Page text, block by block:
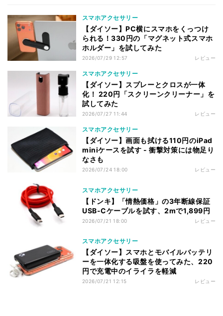
スマホアクセサリー
【ダイソー】PC横にスマホをくっつけ
られる！330円の「マグネット式スマホ
ホルダー」を試してみた
2026/07/29 12:57 レビュー
スマホアクセサリー
【ダイソー】スプレーとクロスが一体
化！ 220円「スクリーンクリーナー」を
試してみた
2026/07/27 11:44 レビュー
スマホアクセサリー
【ダイソー】画面も拭ける110円のiPad
miniケースを試す - 衝撃対策には物足り
なさも
2026/07/24 18:00 レビュー
スマホアクセサリー
【ドンキ】「情熱価格」の3年断線保証
USB-Cケーブルを試す、2mで1,899円
2026/07/21 18:00 レビュー
スマホアクセサリー
【ダイソー】スマホとモバイルバッテリ
ーを一体化する吸盤を使ってみた、220
円で充電中のイライラを軽減
2026/07/21 12:15 レビュー